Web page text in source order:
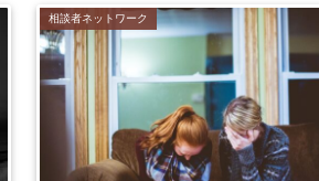
相談者ネットワーク